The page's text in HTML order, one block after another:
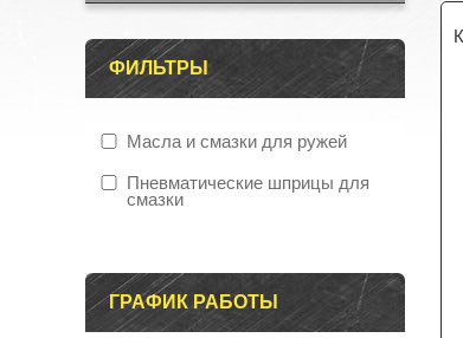
ФИЛЬТРЫ
Масла и смазки для ружей
Пневматические шприцы для
смазки
ГРАФИК РАБОТЫ